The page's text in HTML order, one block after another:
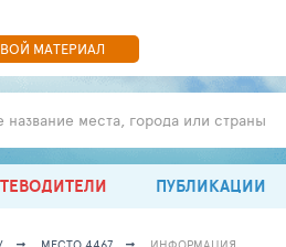
МАТЕРИАЛ
название места, города или страны
ПУБЛИКАЦИИ